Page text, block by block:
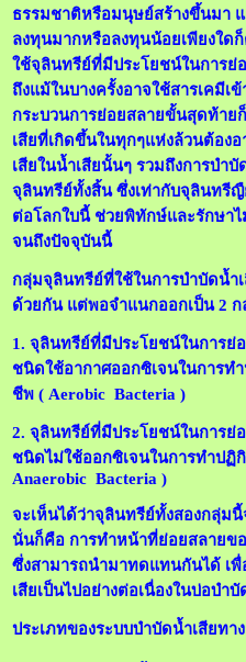
ธรรมชาติหรือมนุษย์สร้างขึ้นมา
ลงทุนมากหรือลงทุนน้อยเพียงใด
ใช้จุลินทรีย์ที่มีประโยชน์ในการย่
ถึงแม้ในบางครั้งอาจใช้สารเคมี
กระบวนการย่อยสลายขั้นสุดท้าย
เสียที่เกิดขึ้นในทุกๆแห่งล้วนต้อง
เสียในน้ำเสียนั้นๆ รวมถึงการบำ
จุลินทรีย์ทั้งสิ้น ซึ่งเท่ากับจุลินทรี
ต่อโลกใบนี้ ช่วยพิทักษ์และรักษา
จนถึงปัจจุบันนี้
กลุ่มจุลินทรีย์ที่ใช้ในการบำบัดน้ำ
ด้วยกัน แต่พอจำแนกออกเป็น 2
1. จุลินทรีย์ที่มีประโยชน์ในการย่
ชนิดใช้อากาศออกซิเจนในการท
ชีพ ( Aerobic Bacteria )
2. จุลินทรีย์ที่มีประโยชน์ในการย่
ชนิดไม่ใช้ออกซิเจนในการทำปฏิ
Anaerobic Bacteria )
จะเห็นได้ว่าจุลินทรีย์ทั้งสองกลุ่ม
นั่นก็คือ การทำหน้าที่ย่อยสลายข
ซึ่งสามารถนำมาทดแทนกันได้ เพื่
เสียเป็นไปอย่างต่อเนื่องในบ่อบำ
ประเภทของระบบบำบัดน้ำเสียทา